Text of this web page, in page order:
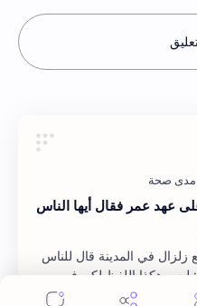
عهد عمر فقال أيها الناس
في المدينة قال للناس
ليس هكذا اللفظ لكن في
العقوبات (ص3…